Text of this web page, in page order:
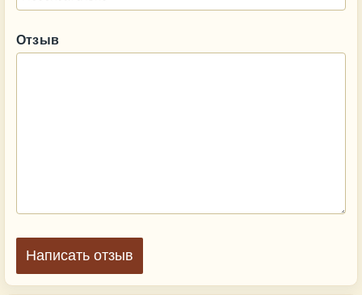
Отзыв
Написать отзыв